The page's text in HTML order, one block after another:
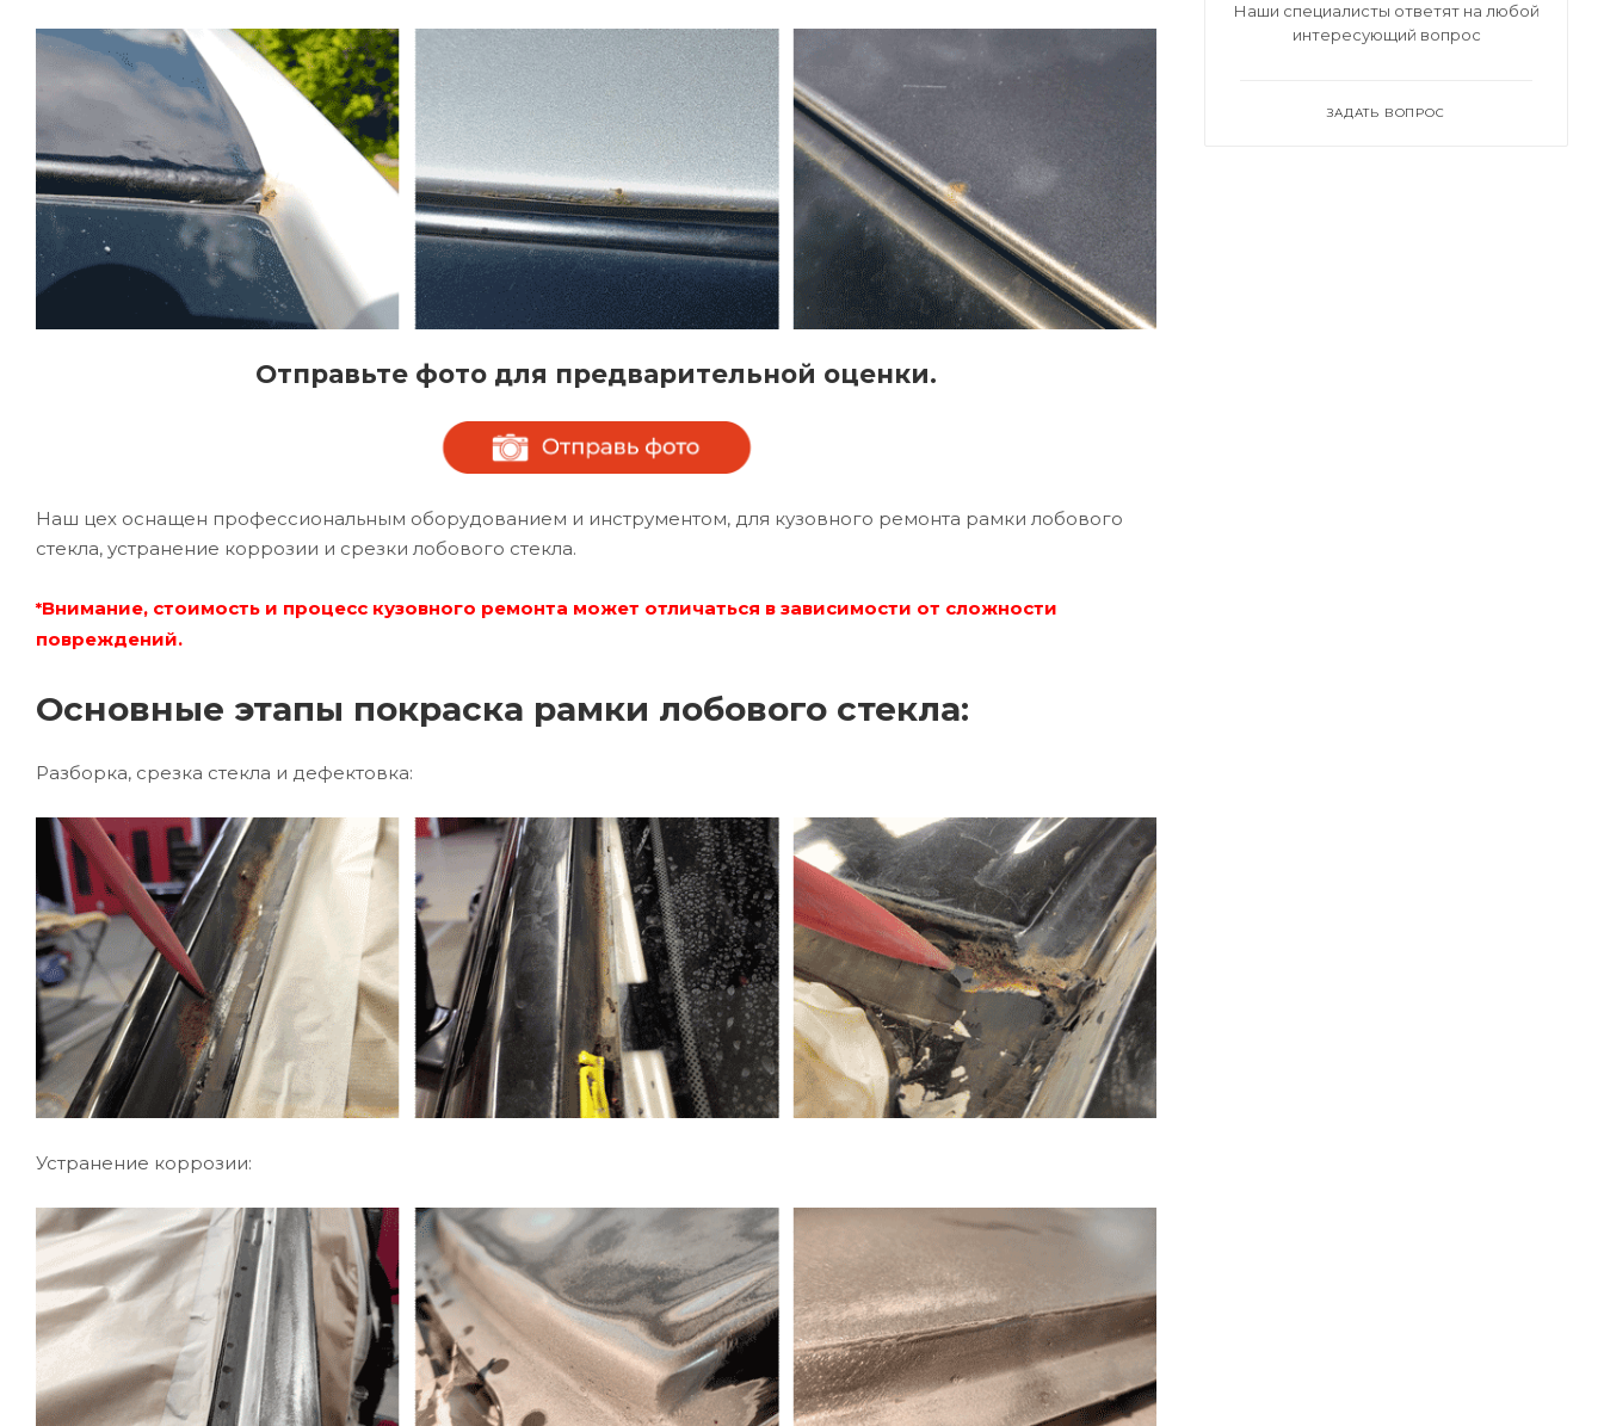
Отправьте фото для предварительной оценки.
Наш цех оснащен профессиональным оборудованием и инструментом, для кузовного ремонта рамки лобового
стекла, устранение коррозии и срезки лобового стекла.
*Внимание, стоимость и процесс кузовного ремонта может отличаться в зависимости от сложности
повреждений.
Основные этапы покраска рамки лобового стекла:
Разборка, срезка стекла и дефектовка:
Устранение коррозии:
Наши специалисты ответят на любой
интересующий вопрос
ЗАДАТЬ ВОПРОС